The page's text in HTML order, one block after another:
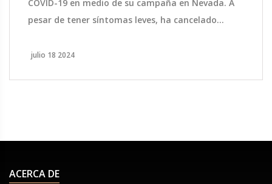
COVID-19 en medio de su campaña en Nevada. A
pesar de tener síntomas leves, ha cancelado
La presión aumenta para que abandone su
julio 18 2024
ACERCA DE